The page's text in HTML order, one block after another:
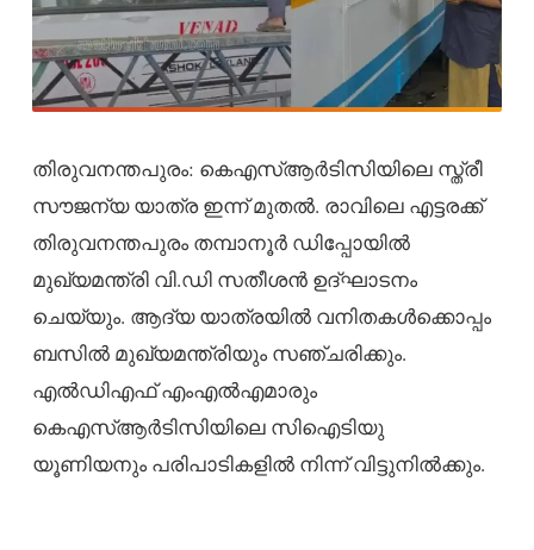
തിരുവനന്തപുരം: കെഎസ്ആര്‍ടിസിയിലെ സ്ത്രീ
സൗജന്യ യാത്ര ഇന്ന് മുതല്‍. രാവിലെ എട്ടരക്ക്
തിരുവനന്തപുരം തമ്പാനൂര്‍ ഡിപ്പോയില്‍
മുഖ്യമന്ത്രി വി.ഡി സതീശൻ ഉദ്ഘാടനം
ചെയ്യും. ആദ്യ യാത്രയില്‍ വനിതകള്‍ക്കൊപ്പം
ബസില്‍ മുഖ്യമന്ത്രിയും സഞ്ചരിക്കും.
എൽഡിഎഫ് എംഎൽഎമാരും
കെഎസ്ആര്‍ടിസിയിലെ സിഐടിയു
യൂണിയനും പരിപാടികളില്‍ നിന്ന് വിട്ടുനില്‍ക്കും.